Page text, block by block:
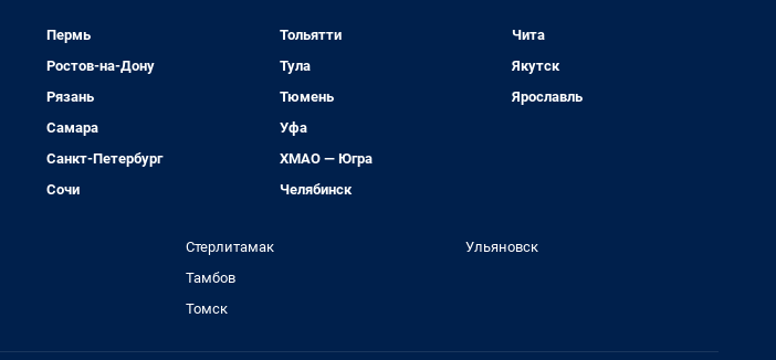
Пермь
Ростов-на-Дону
Рязань
Самара
Санкт-Петербург
Сочи
Тольятти
Тула
Тюмень
Уфа
ХМАО — Югра
Челябинск
Чита
Якутск
Ярославль
Стерлитамак
Тамбов
Томск
Ульяновск